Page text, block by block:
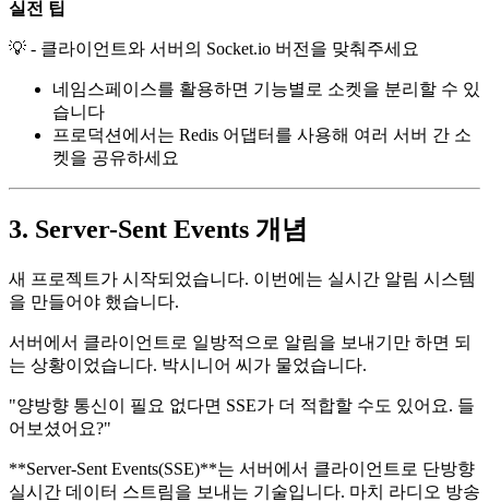
실전 팁
💡 - 클라이언트와 서버의 Socket.io 버전을 맞춰주세요
네임스페이스를 활용하면 기능별로 소켓을 분리할 수 있
습니다
프로덕션에서는 Redis 어댑터를 사용해 여러 서버 간 소
켓을 공유하세요
3. Server-Sent Events 개념
새 프로젝트가 시작되었습니다. 이번에는 실시간 알림 시스템
을 만들어야 했습니다.
서버에서 클라이언트로 일방적으로 알림을 보내기만 하면 되
는 상황이었습니다. 박시니어 씨가 물었습니다.
"양방향 통신이 필요 없다면 SSE가 더 적합할 수도 있어요. 들
어보셨어요?"
**Server-Sent Events(SSE)**는 서버에서 클라이언트로 단방향
실시간 데이터 스트림을 보내는 기술입니다. 마치 라디오 방송